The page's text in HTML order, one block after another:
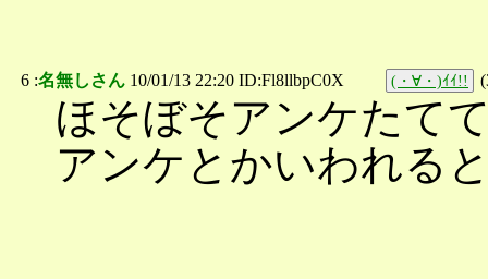
6 :名無しさん 10/01/13 22:20 ID:Fl8llbpC0X (・∀・)ｲｲ!! (
ほそぼそアンケたて
アンケとかいわれる